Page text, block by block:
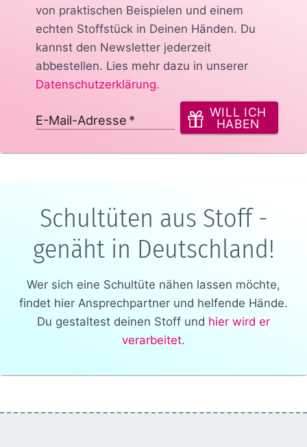
von praktischen Beispielen und einem
echten Stoffstück in Deinen Händen. Du
kannst den Newsletter jederzeit
abbestellen. Lies mehr dazu in unserer
Datenschutzerklärung.
E-Mail-Adresse *
WILL ICH
HABEN
Schultüten aus Stoff -
genäht in Deutschland!
Wer sich eine Schultüte nähen lassen möchte,
findet hier Ansprechpartner und helfende Hände.
Du gestaltest deinen Stoff und hier wird er
verarbeitet.